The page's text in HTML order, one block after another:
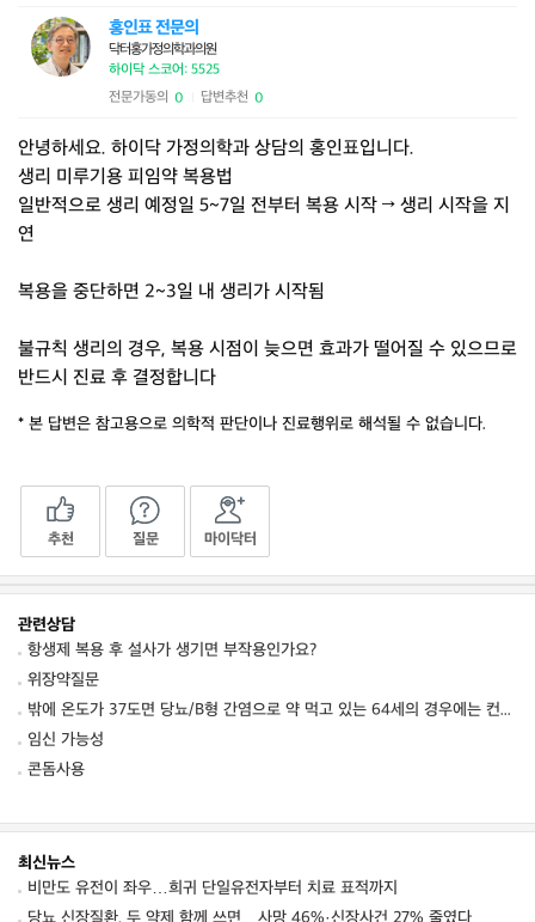
홍인표 전문의
닥터홍가정의학과의원
하이닥 스코어: 5525
전문가동의 0 답변추천 0
안녕하세요. 하이닥 가정의학과 상담의 홍인표입니다.
생리 미루기용 피임약 복용법
일반적으로 생리 예정일 5~7일 전부터 복용 시작 → 생리 시작을 지
연
복용을 중단하면 2~3일 내 생리가 시작됨
불규칙 생리의 경우, 복용 시점이 늦으면 효과가 떨어질 수 있으므로
반드시 진료 후 결정합니다
* 본 답변은 참고용으로 의학적 판단이나 진료행위로 해석될 수 없습니다.
추천 질문 마이닥터
관련상담
항생제 복용 후 설사가 생기면 부작용인가요?
위장약질문
밖에 온도가 37도면 당뇨/B형 간염으로 약 먹고 있는 64세의 경우에는 컨디션 저하를 동
임신 가능성
콘돔사용
최신뉴스
비만도 유전이 좌우…희귀 단일유전자부터 치료 표적까지
당뇨 신장질환, 두 약제 함께 쓰면…사망 46%·신장사건 27% 줄였다